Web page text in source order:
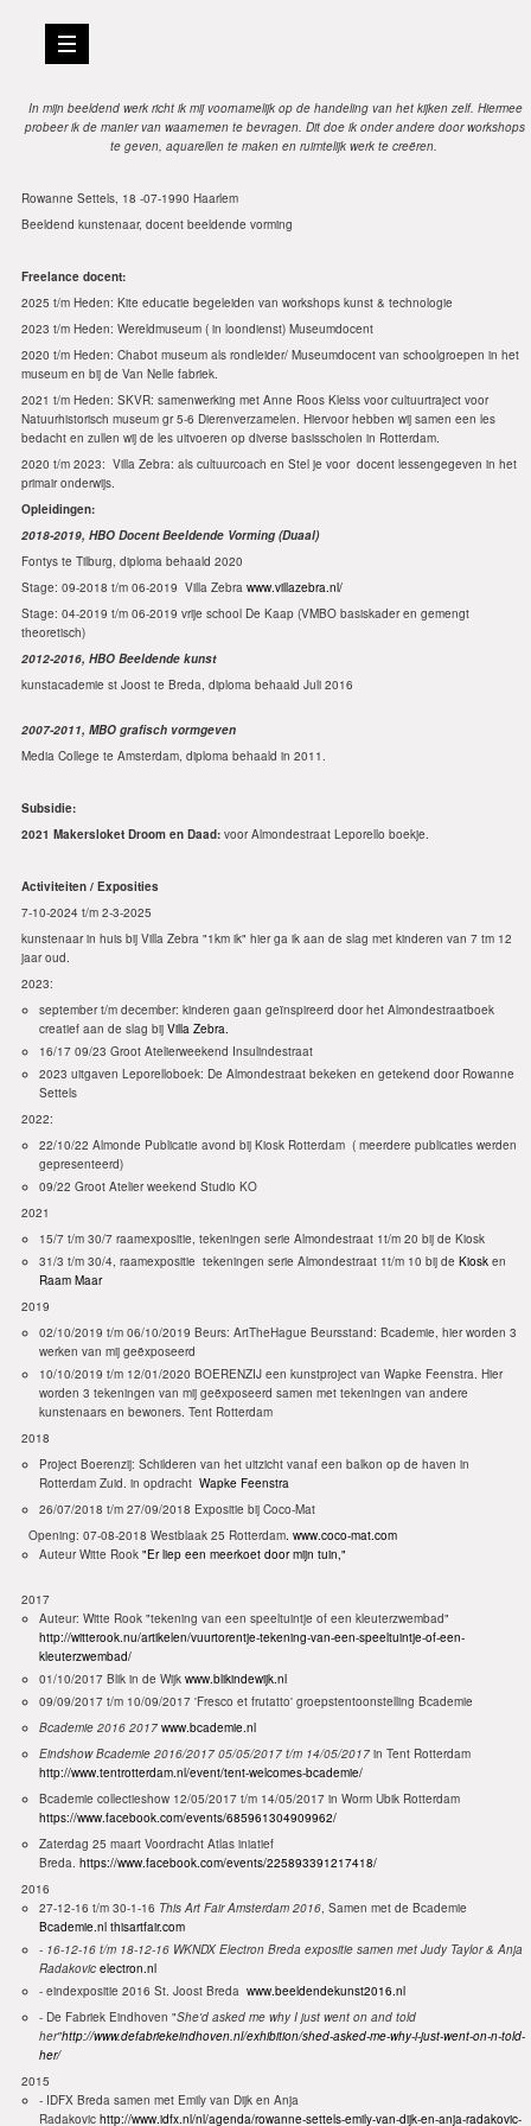
In mijn beeldend werk richt ik mij voornamelijk op de handeling van het kijken zelf. Hiermee
probeer ik de manier van waarnemen te bevragen. Dit doe ik onder andere door workshops
te geven, aquarellen te maken en ruimtelijk werk te creëren.
Rowanne Settels, 18 -07-1990 Haarlem
Beeldend kunstenaar, docent beeldende vorming
Freelance docent:
2025 t/m Heden: Kite educatie begeleiden van workshops kunst & technologie
2023 t/m Heden: Wereldmuseum ( in loondienst) Museumdocent
2020 t/m Heden: Chabot museum als rondleider/ Museumdocent van schoolgroepen in het
museum en bij de Van Nelle fabriek.
2021 t/m Heden: SKVR: samenwerking met Anne Roos Kleiss voor cultuurtraject voor
Natuurhistorisch museum gr 5-6 Dierenverzamelen. Hiervoor hebben wij samen een les
bedacht en zullen wij de les uitvoeren op diverse basisscholen in Rotterdam.
2020 t/m 2023: Villa Zebra: als cultuurcoach en Stel je voor docent lessengegeven in het
primair onderwijs.
Opleidingen:
2018-2019, HBO Docent Beeldende Vorming (Duaal)
Fontys te Tilburg, diploma behaald 2020
Stage: 09-2018 t/m 06-2019 Villa Zebra www.villazebra.nl/
Stage: 04-2019 t/m 06-2019 vrije school De Kaap (VMBO basiskader en gemengt
theoretisch)
2012-2016, HBO Beeldende kunst
kunstacademie st Joost te Breda, diploma behaald Juli 2016
2007-2011, MBO grafisch vormgeven
Media College te Amsterdam, diploma behaald in 2011.
Subsidie:
2021 Makersloket Droom en Daad: voor Almondestraat Leporello boekje.
Activiteiten / Exposities
7-10-2024 t/m 2-3-2025
kunstenaar in huis bij Villa Zebra "1km ik" hier ga ik aan de slag met kinderen van 7 tm 12
jaar oud.
2023:
september t/m december: kinderen gaan geïnspireerd door het Almondestraatboek
creatief aan de slag bij Villa Zebra.
16/17 09/23 Groot Atelierweekend Insulindestraat
2023 uitgaven Leporelloboek: De Almondestraat bekeken en getekend door Rowanne
Settels
2022:
22/10/22 Almonde Publicatie avond bij Kiosk Rotterdam ( meerdere publicaties werden
gepresenteerd)
09/22 Groot Atelier weekend Studio KO
2021
15/7 t/m 30/7 raamexpositie, tekeningen serie Almondestraat 1t/m 20 bij de Kiosk
31/3 t/m 30/4, raamexpositie tekeningen serie Almondestraat 1t/m 10 bij de Kiosk en
Raam Maar
2019
02/10/2019 t/m 06/10/2019 Beurs: ArtTheHague Beursstand: Bcademie, hier worden 3
werken van mij geëxposeerd
10/10/2019 t/m 12/01/2020 BOERENZIJ een kunstproject van Wapke Feenstra. Hier
worden 3 tekeningen van mij geëxposeerd samen met tekeningen van andere
kunstenaars en bewoners. Tent Rotterdam
2018
Project Boerenzij: Schilderen van het uitzicht vanaf een balkon op de haven in
Rotterdam Zuid. in opdracht Wapke Feenstra
26/07/2018 t/m 27/09/2018 Expositie bij Coco-Mat
Opening: 07-08-2018 Westblaak 25 Rotterdam. www.coco-mat.com
Auteur Witte Rook "Er liep een meerkoet door mijn tuin,"
2017
Auteur: Witte Rook "tekening van een speeltuintje of een kleuterzwembad"
http://witterook.nu/artikelen/vuurtorentje-tekening-van-een-speeltuintje-of-een-
kleuterzwembad/
01/10/2017 Blik in de Wijk www.blikindewijk.nl
09/09/2017 t/m 10/09/2017 'Fresco et frutatto' groepstentoonstelling Bcademie
Bcademie 2016 2017 www.bcademie.nl
Eindshow Bcademie 2016/2017 05/05/2017 t/m 14/05/2017 in Tent Rotterdam
http://www.tentrotterdam.nl/event/tent-welcomes-bcademie/
Bcademie collectieshow 12/05/2017 t/m 14/05/2017 in Worm Ubik Rotterdam
https://www.facebook.com/events/685961304909962/
Zaterdag 25 maart Voordracht Atlas iniatief
Breda. https://www.facebook.com/events/225893391217418/
2016
27-12-16 t/m 30-1-16 This Art Fair Amsterdam 2016, Samen met de Bcademie
Bcademie.nl thisartfair.com
- 16-12-16 t/m 18-12-16 WKNDX Electron Breda expositie samen met Judy Taylor & Anja
Radakovic electron.nl
- eindexpositie 2016 St. Joost Breda www.beeldendekunst2016.nl
- De Fabriek Eindhoven "She'd asked me why I just went on and told
her"http://www.defabriekeindhoven.nl/exhibition/shed-asked-me-why-i-just-went-on-n-told-
her/
2015
- IDFX Breda samen met Emily van Dijk en Anja
Radakovic http://www.idfx.nl/nl/agenda/rowanne-settels-emily-van-dijk-en-anja-radakovic-